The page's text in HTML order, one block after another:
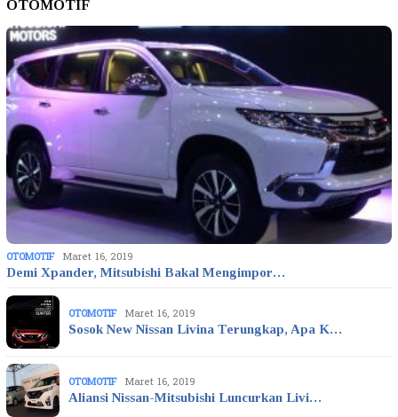
OTOMOTIF
OTOMOTIF Maret 16, 2019
Demi Xpander, Mitsubishi Bakal Mengimpor…
OTOMOTIF Maret 16, 2019
Sosok New Nissan Livina Terungkap, Apa K…
OTOMOTIF Maret 16, 2019
Aliansi Nissan-Mitsubishi Luncurkan Livi…